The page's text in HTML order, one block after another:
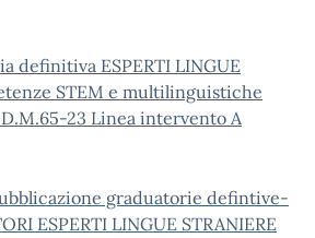
definitiva ESPERTI LINGUE
STEM e multilinguistiche
23 Linea intervento A
graduatorie defintive-
ESPERTI LINGUE STRANIERE